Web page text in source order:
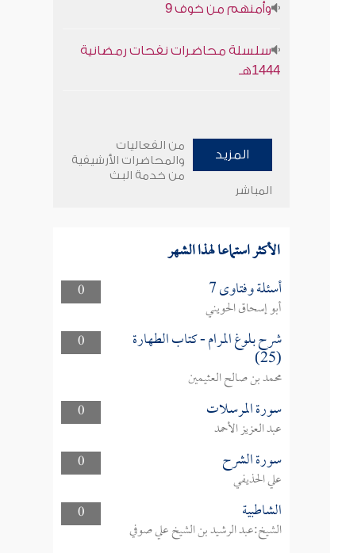
وأمنهم من خوف 9
سلسلة محاضرات نفحات رمضانية
1444هـ
المزيد
من الفعاليات
والمحاضرات الأرشيفية
من خدمة البث
المباشر
الأكثر استماعا لهذا الشهر
0 أسئلة وفتاوى 7
أبو إسحاق الحويني
0
شرح بلوغ المرام - كتاب الطهارة
(25)
محمد بن صالح العثيمين
0
سورة المرسلات
عبد العزيز الأحمد
0
سورة الشرح
علي الحذيفي
0
الشاطبية
الشيخ:عبد الرشيد بن الشيخ علي صوفي